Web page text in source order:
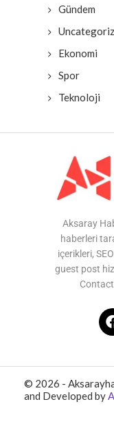
Gündem
Ekonomi
Spor
Teknoloji
Aksaray
haberleri
içerikleri,
guest post
© 2026 -
and Developed by